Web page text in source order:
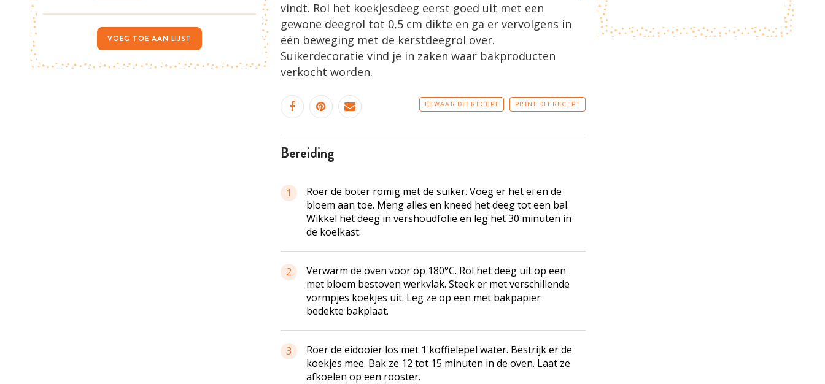
vindt. Rol het koekjesdeeg eerst goed uit met een
gewone deegrol tot 0,5 cm dikte en ga er vervolgens in
één beweging met de kerstdeegrol over.
Suikerdecoratie vind je in zaken waar bakproducten
verkocht worden.
BEWAAR DIT RECEPT PRINT DIT RECEPT
bereiding
1
Roer de boter romig met de suiker. Voeg er het ei en de
bloem aan toe. Meng alles en kneed het deeg tot een bal.
Wikkel het deeg in vershoudfolie en leg het 30 minuten in
de koelkast.
2
Verwarm de oven voor op 180°C. Rol het deeg uit op een
met bloem bestoven werkvlak. Steek er met verschillende
vormpjes koekjes uit. Leg ze op een met bakpapier
bedekte bakplaat.
3
Roer de eidooier los met 1 koffielepel water. Bestrijk er de
koekjes mee. Bak ze 12 tot 15 minuten in de oven. Laat ze
afkoelen op een rooster.
VOEG TOE AAN LIJST